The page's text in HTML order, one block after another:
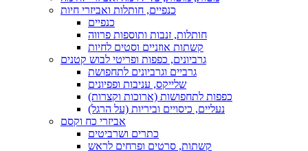
כנפיים, חותלות ואביזרי חיות
כנפיים
חותלות, זנבות ותוספות פרווה
קשתות אוזניים וסטים לחיות
גרביונים, כפפות ופריטי לבוש קטנים
גרביים וגרביונים לתחפושת
שלייקס, עניבות ופפיונים
כפפות לתחפושות (ארוכות וקצרות)
נעליים, כיסויים וביריות (על הרגל)
אביזרי כח וקסם
כתרים ושרביטים
קשתות, סרטים ופרחים לראש